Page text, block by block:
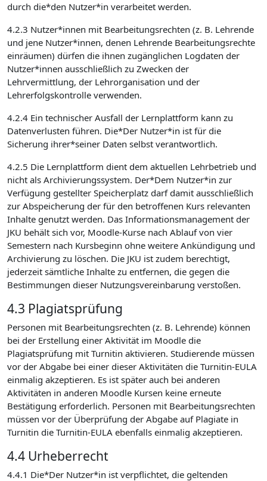
durch die*den Nutzer*in verarbeitet werden.
4.2.3 Nutzer*innen mit Bearbeitungsrechten (z. B. Lehrende
und jene Nutzer*innen, denen Lehrende Bearbeitungsrechte
einräumen) dürfen die ihnen zugänglichen Logdaten der
Nutzer*innen ausschließlich zu Zwecken der
Lehrvermittlung, der Lehrorganisation und der
Lehrerfolgskontrolle verwenden.
4.2.4 Ein technischer Ausfall der Lernplattform kann zu
Datenverlusten führen. Die*Der Nutzer*in ist für die
Sicherung ihrer*seiner Daten selbst verantwortlich.
4.2.5 Die Lernplattform dient dem aktuellen Lehrbetrieb und
nicht als Archivierungssystem. Der*Dem Nutzer*in zur
Verfügung gestellter Speicherplatz darf damit ausschließlich
zur Abspeicherung der für den betroffenen Kurs relevanten
Inhalte genutzt werden. Das Informationsmanagement der
JKU behält sich vor, Moodle-Kurse nach Ablauf von vier
Semestern nach Kursbeginn ohne weitere Ankündigung und
Archivierung zu löschen. Die JKU ist zudem berechtigt,
jederzeit sämtliche Inhalte zu entfernen, die gegen die
Bestimmungen dieser Nutzungsvereinbarung verstoßen.
4.3 Plagiatsprüfung
Personen mit Bearbeitungsrechten (z. B. Lehrende) können
bei der Erstellung einer Aktivität im Moodle die
Plagiatsprüfung mit Turnitin aktivieren. Studierende müssen
vor der Abgabe bei einer dieser Aktivitäten die Turnitin-EULA
einmalig akzeptieren. Es ist später auch bei anderen
Aktivitäten in anderen Moodle Kursen keine erneute
Bestätigung erforderlich. Personen mit Bearbeitungsrechten
müssen vor der Überprüfung der Abgabe auf Plagiate in
Turnitin die Turnitin-EULA ebenfalls einmalig akzeptieren.
4.4 Urheberrecht
4.4.1 Die*Der Nutzer*in ist verpflichtet, die geltenden